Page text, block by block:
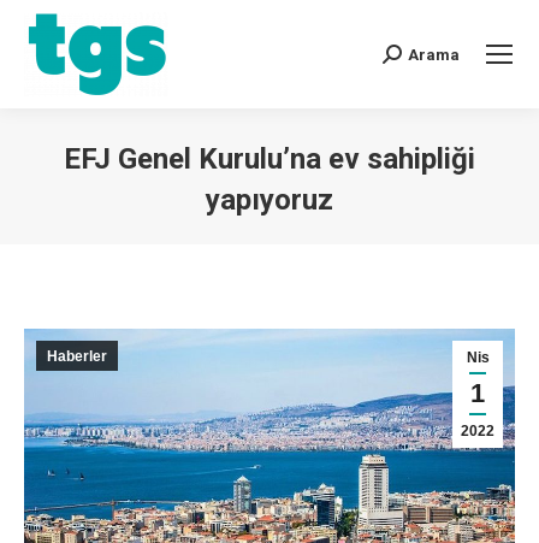
Arama
EFJ Genel Kurulu’na ev sahipliği
yapıyoruz
Nis
1
2022
Haberler